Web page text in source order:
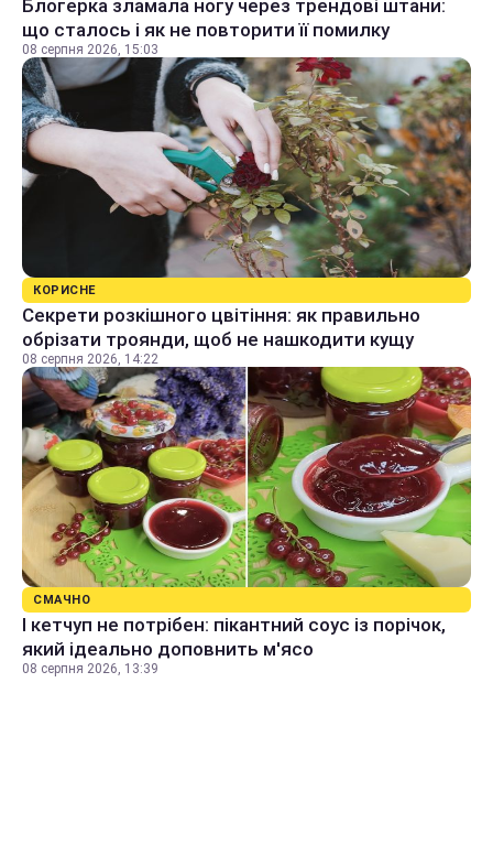
Блогерка зламала ногу через трендові штани:
що сталось і як не повторити її помилку
08 серпня 2026, 15:03
КОРИСНЕ
Секрети розкішного цвітіння: як правильно
обрізати троянди, щоб не нашкодити кущу
08 серпня 2026, 14:22
СМАЧНО
І кетчуп не потрібен: пікантний соус із порічок,
який ідеально доповнить м'ясо
08 серпня 2026, 13:39